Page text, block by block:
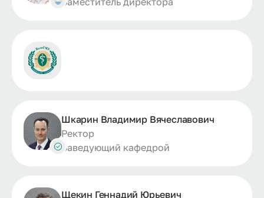
Шкарин Владимир Вячеславович
Ректор
Заведующий кафедрой
Щекин Геннадий Юрьевич